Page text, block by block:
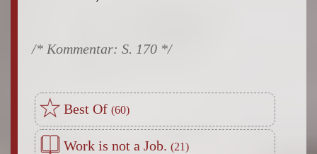
S. 170
Best Of
Work is not a Job.